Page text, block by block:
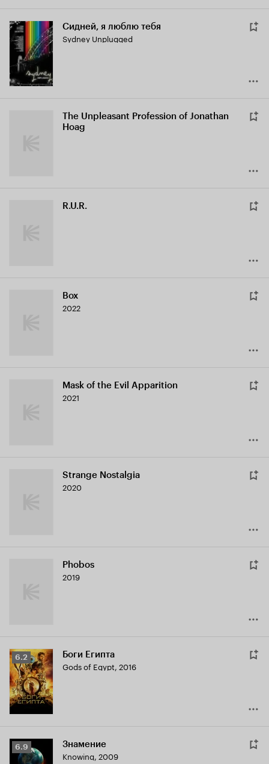
Сидней, я люблю тебя
Sydney Unplugged
The Unpleasant Profession of Jonathan
Hoag
R.U.R.
Box
2022
Mask of the Evil Apparition
2021
Strange Nostalgia
2020
Phobos
2019
Рейтинг
Кинопоиска
6.2
6.2 Боги Египта
Gods of Egypt, 2016
Рейтинг
Кинопоиска
6.9 Знамение
Knowing, 2009